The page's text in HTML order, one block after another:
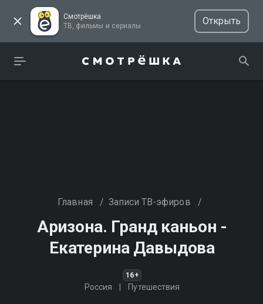
Смотрёшка
ТВ, фильмы и сериалы
Открыть
Главная / Записи ТВ-эфиров /
Аризона. Гранд каньон -
Екатерина Давыдова
16+
Россия Путешествия